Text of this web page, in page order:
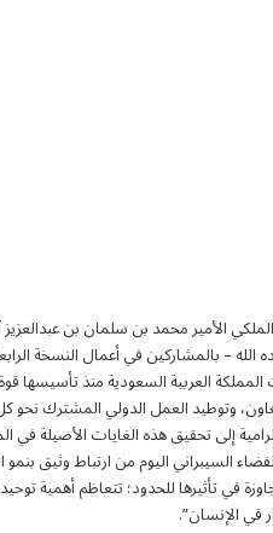
الأمير محمد بن سلمان بن
المملكة العربية السعودية منذ تأسيسها
وتوطيد العمل الدولي المشترك
إلى تحقيق هذه الغايات الأصيلة في
السيبراني اليوم من ارتباط وثيق بنمو
في تأثيرها للحدود؛ تتعاظم أهمية
في الإنسان”.